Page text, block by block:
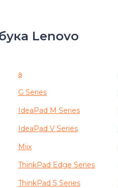
Lenovo
a
G Series
IdeaPad M Series
IdeaPad V Series
Miix
ThinkPad Edge Series
ThinkPad S Series